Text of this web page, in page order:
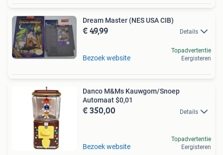
Dream Master (NES USA CIB)
€ 49,99 Details
Bezoek website
Topadvertentie
Eergisteren
Danco M&Ms Kauwgom/Snoep
Automaat $0,01
€ 350,00 Details
Bezoek website
Topadvertentie
Eergisteren